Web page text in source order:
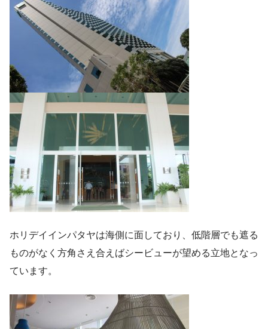
ホリデイインパタヤは海側に面しており、低階層でも遮る
ものがなく方角さえ合えばシービューが望める立地となっ
ています。